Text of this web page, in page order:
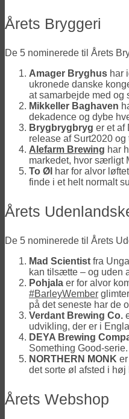
Årets Bryggeri
De 5 nominerede til Årets
Amager Bryghus har
ukronede danske
at samarbejde med og
Mikkeller Baghaven
dekadence og dybe
Brygbrygbryg er et af
release af Surt2020
Alefarm Brewing har
markedet, hvor særligt
To Øl har for alvor
finde i et helt normalt
Årets
De 5 nominerede til Årets
Mad Scientist fra
kan tilsætte – og uden
Pohjala er for alvor
#BarleyWember
på det seneste har de
Verdant Brewing Co.
udvikling, der er i
DEYA Brewing
Something Good-
NORTHERN MONK
det sorte øl afsted i høj
Årets Webshop